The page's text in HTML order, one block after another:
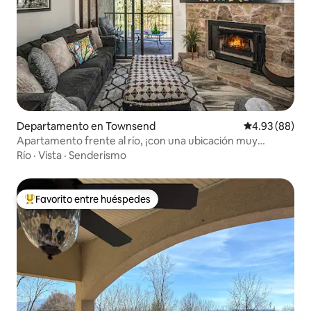
Departamento en Townsend Calificación
4.93 (88)
Apartamento frente al río, ¡con una ubicación muy
práctica!
Río · Vista · Senderismo
De los mejores en Favorito entre huéspedes
Favorito entre huéspedes